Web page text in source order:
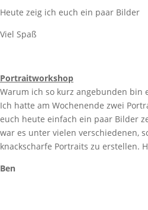
Heute zeig ich euch ein paar Bilder
Viel Spaß
Portraitworkshop
Warum ich so kurz angebunden bin
Ich hatte am Wochenende zwei
euch heute einfach ein paar Bilder
war es unter vielen verschiedenen,
knackscharfe Portraits zu erstellen.
Ben